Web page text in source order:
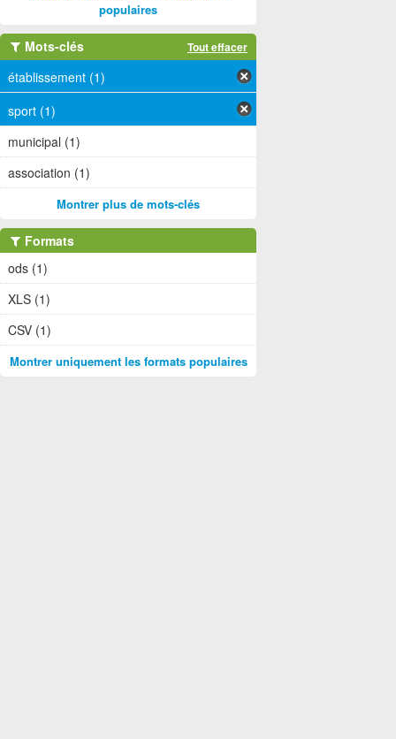
populaires
Mots-clés Tout effacer
établissement (1)
sport (1)
municipal (1)
association (1)
Montrer plus de mots-clés
Formats
ods (1)
XLS (1)
CSV (1)
Montrer uniquement les formats populaires